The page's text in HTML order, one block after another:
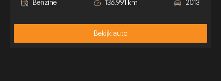
Benzine 136.991 km 2013
Bekijk auto
Bekijk auto